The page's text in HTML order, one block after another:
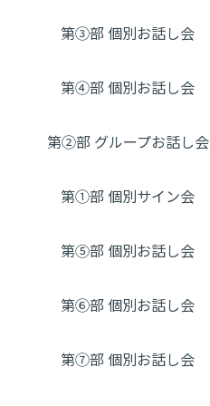
第③部 個別お話し会
第④部 個別お話し会
第②部 グループお話し会
第①部 個別サイン会
第⑤部 個別お話し会
第⑥部 個別お話し会
第⑦部 個別お話し会